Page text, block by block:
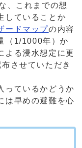
、これまでの想
していることか
ードマップの内容
（1/1000年）か
よる浸水想定に更
させていただき
っているかどうか
は早めの避難を心